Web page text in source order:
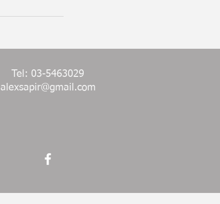
Tel: 03-5463029
alexsapir@gmail.com